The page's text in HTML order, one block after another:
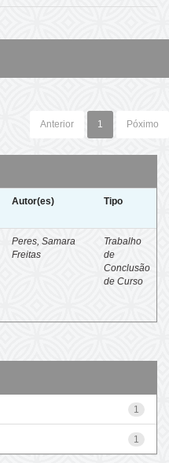
Anterior 1 Póximo
Autor(es) Tipo
Peres, Samara
Freitas
Trabalho
de
Conclusão
de Curso
1
1